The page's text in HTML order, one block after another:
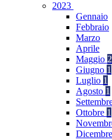
2023
Gennaio
Febbraio
Marzo
Aprile
Maggio
Giugno 1
Luglio 1
Agosto 1
Ottobre 1
Dicembre